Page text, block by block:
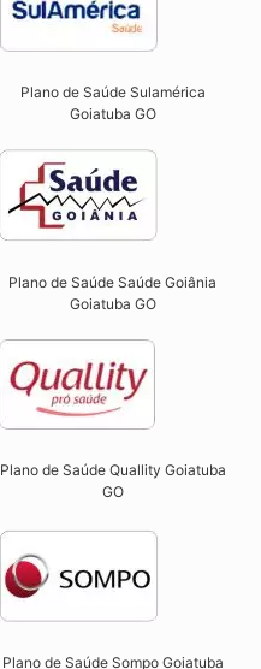
Plano de Saúde Sulamérica
Goiatuba GO
Plano de Saúde Saúde Goiânia
Goiatuba GO
Plano de Saúde Quallity Goiatuba
GO​
Plano de Saúde Sompo Goiatuba